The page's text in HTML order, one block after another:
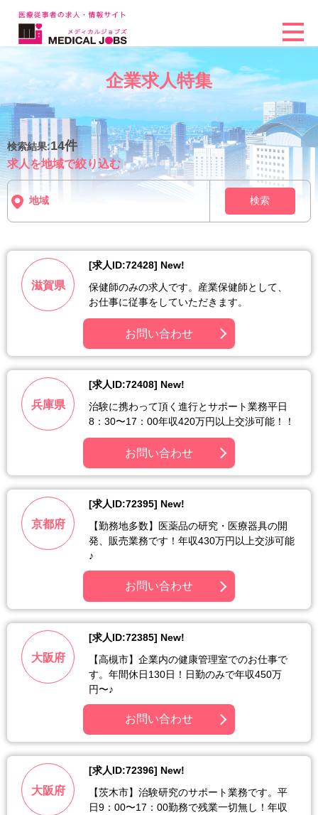
企業求人特集
検索結果:14件
求人を地域で絞り込む
検索
滋賀県
[求人ID:72428] New!
保健師のみの求人です。産業保健師として、
お仕事に従事をしていただきます。
お問い合わせ
兵庫県
[求人ID:72408] New!
治験に携わって頂く進行とサポート業務平日
8：30〜17：00年収420万円以上交渉可能！！
お問い合わせ
京都府
[求人ID:72395] New!
【勤務地多数】医薬品の研究・医療器具の開
発、販売業務です！年収430万円以上交渉可能
♪
お問い合わせ
大阪府
[求人ID:72385] New!
【高槻市】企業内の健康管理室でのお仕事で
す。年間休日130日！日勤のみで年収450万
円〜♪
お問い合わせ
大阪府
[求人ID:72396] New!
【茨木市】治験研究のサポート業務です。平
日9：00〜17：00勤務で残業一切無し！年収